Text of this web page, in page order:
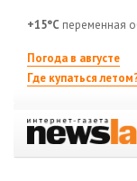
+15°C переменная
Погода в августе
Где купаться